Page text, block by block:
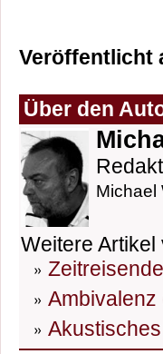
Veröffentlicht
Über den
Michael
Weitere
Ambivalenz